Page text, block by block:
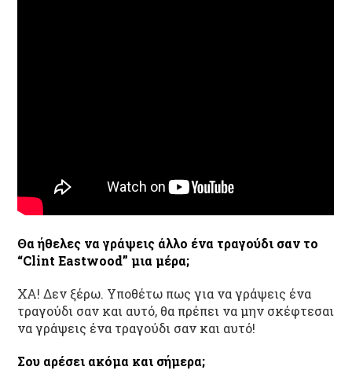
Θα ήθελες να γράψεις άλλο ένα τραγούδι σαν το
“Clint Eastwood” μια μέρα;
ΧA! Δεν ξέρω. Υποθέτω πως για να γράψεις ένα
τραγούδι σαν και αυτό, θα πρέπει να μην σκέφτεσαι
να γράψεις ένα τραγούδι σαν και αυτό!
Σου αρέσει ακόμα και σήμερα;